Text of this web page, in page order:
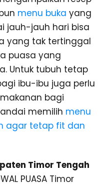
menu buka yang
jauh-jauh hari bisa
yang tak tertinggal
puasa yang
Untuk tubuh tetap
ibu-ibu juga perlu
bagi
memilih menu
agar tetap fit dan
Timor Tengah
PUASA Timor